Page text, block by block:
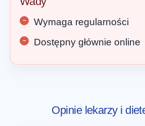
Wymaga regularności
Dostępny głównie online
Opinie lekarzy i